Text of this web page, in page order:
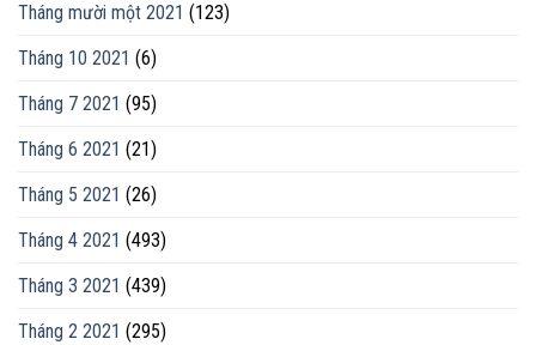
Tháng mười một 2021 (123)
Tháng 10 2021 (6)
Tháng 7 2021 (95)
Tháng 6 2021 (21)
Tháng 5 2021 (26)
Tháng 4 2021 (493)
Tháng 3 2021 (439)
Tháng 2 2021 (295)